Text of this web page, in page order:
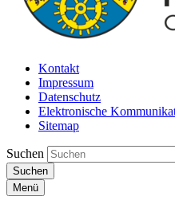
Kontakt
Impressum
Datenschutz
Elektronische
Sitemap
Suchen
Suchen
Menü